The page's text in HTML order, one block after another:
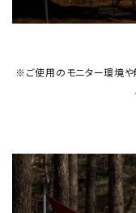
※ご使用のモニター環境や